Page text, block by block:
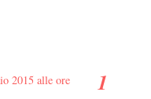
2015 alle ore